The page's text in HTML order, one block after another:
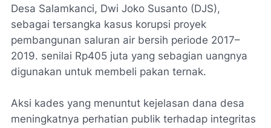
Desa Salamkanci, Dwi Joko Susanto (DJS),
sebagai tersangka kasus korupsi proyek
pembangunan saluran air bersih periode 2017–
2019. senilai Rp405 juta yang sebagian uangnya
digunakan untuk membeli pakan ternak.
Aksi kades yang menuntut kejelasan dana desa
meningkatnya perhatian publik terhadap integritas